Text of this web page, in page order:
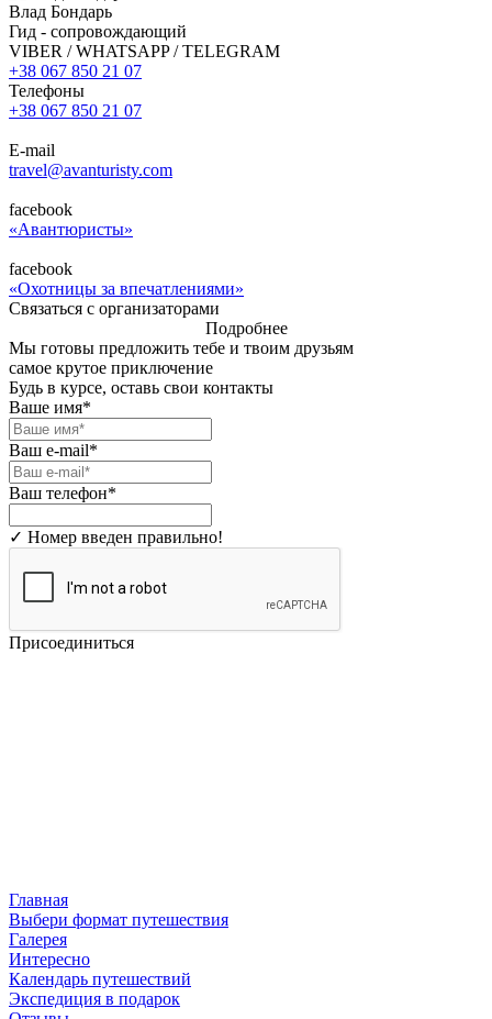
Влад Бондарь
Гид - сопровождающий
VIBER / WHATSAPP / TELEGRAM
+38 067 850 21 07
Телефоны
+38 067 850 21 07
E-mail
travel@avanturisty.com
facebook
«Авантюристы»
facebook
«Охотницы за впечатлениями»
Связаться с организаторами
Подробнее
Мы готовы предложить тебе и твоим друзьям
самое крутое приключение
Будь в курсе, оставь свои контакты
Ваше имя*
Ваш е-mail*
Ваш телефон*
✓ Номер введен правильно!
Присоединиться
Главная
Выбери формат путешествия
Галерея
Интересно
Календарь путешествий
Экспедиция в подарок